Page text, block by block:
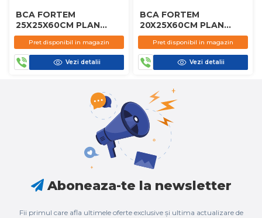
BCA FORTEM
25X25X60CM PLAN
D450
Pret disponibil in magazin
Vezi detalii
BCA FORTEM
20X25X60CM PLAN
D450
Pret disponibil in magazin
Vezi detalii
Aboneaza-te la newsletter
Fii primul care afla ultimele oferte exclusive și ultima actualizare de